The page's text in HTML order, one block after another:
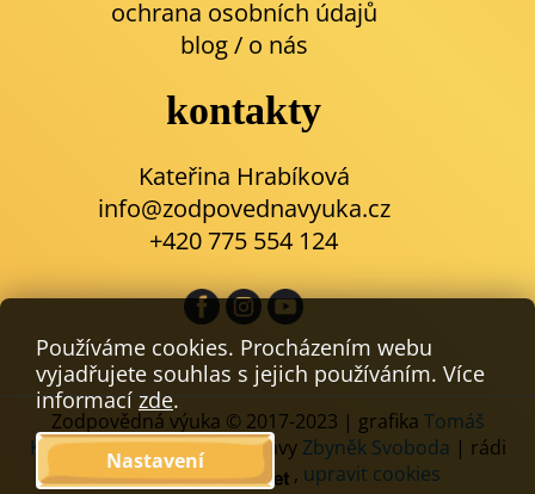
Používáme cookies. Procházením webu
vyjadřujete souhlas s jejich používáním. Více
informacízde.
Nastavení
ochrana osobních údajů
blog/ o nás
kontakty
Kateřina Hrabíková
info@zodpovednavyuka.cz
+420 775 554 124
Zodpovědná výuka © 2017-2023 | grafika Tomáš
Komáček| kódování a úpravy Zbyněk Svoboda | rádi
používáme
, upravit cookies